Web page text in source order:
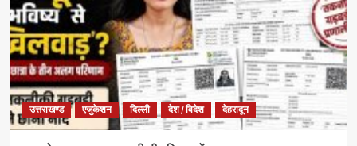
उत्तराखण्ड एजुकेशन दिल्ली देश / विदेश देहरादून